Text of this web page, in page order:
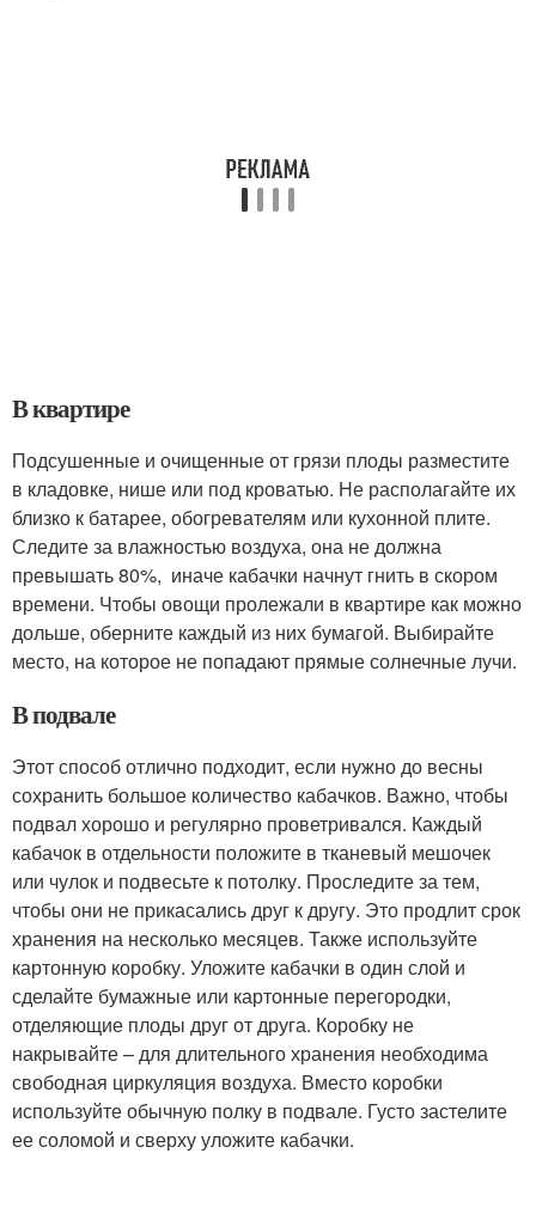
В квартире
Подсушенные и очищенные от грязи плоды разместите
в кладовке, нише или под кроватью. Не располагайте их
близко к батарее, обогревателям или кухонной плите.
Следите за влажностью воздуха, она не должна
превышать 80%, иначе кабачки начнут гнить в скором
времени. Чтобы овощи пролежали в квартире как можно
дольше, оберните каждый из них бумагой. Выбирайте
место, на которое не попадают прямые солнечные лучи.
В подвале
Этот способ отлично подходит, если нужно до весны
сохранить большое количество кабачков. Важно, чтобы
подвал хорошо и регулярно проветривался. Каждый
кабачок в отдельности положите в тканевый мешочек
или чулок и подвесьте к потолку. Проследите за тем,
чтобы они не прикасались друг к другу. Это продлит срок
хранения на несколько месяцев. Также используйте
картонную коробку. Уложите кабачки в один слой и
сделайте бумажные или картонные перегородки,
отделяющие плоды друг от друга. Коробку не
накрывайте – для длительного хранения необходима
свободная циркуляция воздуха. Вместо коробки
используйте обычную полку в подвале. Густо застелите
ее соломой и сверху уложите кабачки.